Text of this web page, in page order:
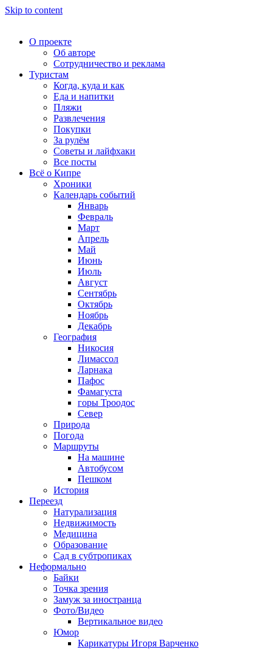
Skip to content
О проекте
Об авторе
Сотрудничество и реклама
Туристам
Когда, куда и как
Еда и напитки
Пляжи
Развлечения
Покупки
За рулём
Советы и лайфхаки
Все посты
Всё о Кипре
Хроники
Календарь событий
Январь
Февраль
Март
Апрель
Май
Июнь
Июль
Август
Сентябрь
Октябрь
Ноябрь
Декабрь
География
Никосия
Лимассол
Ларнака
Пафос
Фамагуста
горы Троодос
Север
Природа
Погода
Маршруты
На машине
Автобусом
Пешком
История
Переезд
Натурализация
Недвижимость
Медицина
Образование
Сад в субтропиках
Неформально
Байки
Точка зрения
Замуж за иностранца
Фото/Видео
Вертикальное видео
Юмор
Карикатуры Игоря Варченко